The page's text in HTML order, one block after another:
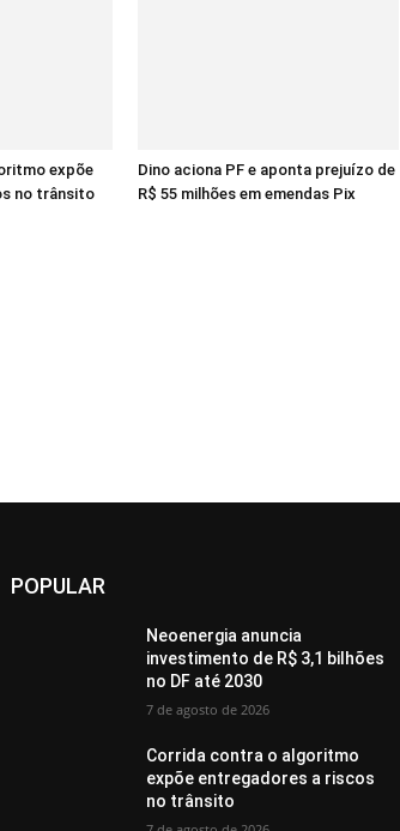
expõe
no trânsito
Dino aciona PF e aponta prejuízo de
R$ 55 milhões em emendas Pix
POPULAR
Neoenergia anuncia
investimento de R$ 3,1 bilhões
no DF até 2030
7 de agosto de 2026
Corrida contra o algoritmo
expõe entregadores a riscos
no trânsito